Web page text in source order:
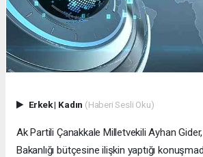
Erkek| Kadın (Haberi Sesli Oku)
Ak Partili Çanakkale Milletvekili Ayhan
Bakanlığı bütçesine ilişkin yaptığı